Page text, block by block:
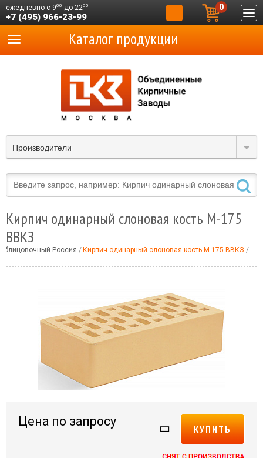
ежедневно с 900 до 2200
+7 (495) 966-23-99
0
Производители
Каталог продукции
Кирпич одинарный слоновая кость М-175
ВВКЗ
Россия Кирпич одинарный слоновая кость М-175 ВВКЗ
Цена по запросу
КУПИТЬ